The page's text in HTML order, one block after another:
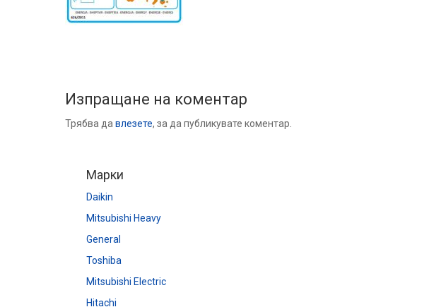
Изпращане на коментар
Трябва да влезете, за да публикувате коментар.
Марки
Daikin
Mitsubishi Heavy
General
Toshiba
Mitsubishi Electric
Hitachi